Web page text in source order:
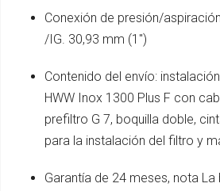
Conexión de presión/
/IG. 30,93 mm (1")
Contenido del envío:
HWW Inox 1300 Plus F con
prefiltro G 7, boquilla doble,
para la instalación del filtro y
Garantía de 24 meses, nota